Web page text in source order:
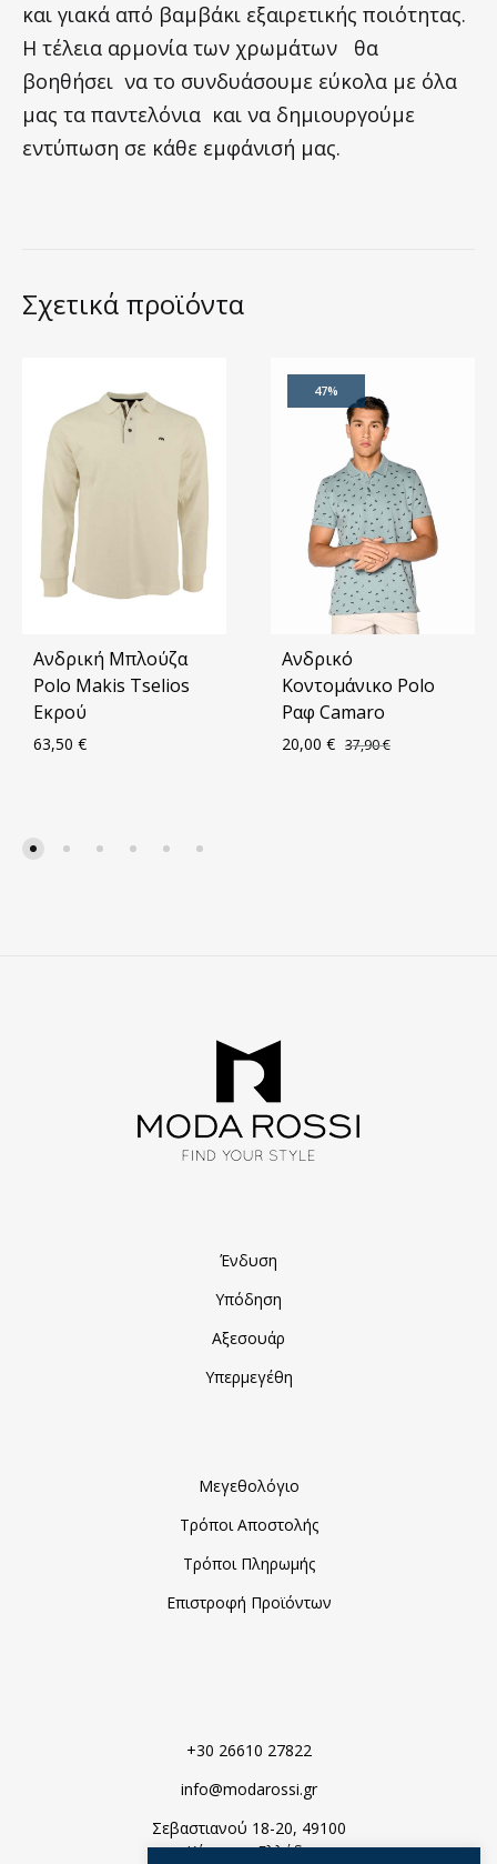
και γιακά από βαμβάκι εξαιρετικής ποιότητας.
Η τέλεια αρμονία των χρωμάτων θα
βοηθήσει να το συνδυάσουμε εύκολα με όλα
μας τα παντελόνια και να δημιουργούμε
εντύπωση σε κάθε εμφάνισή μας.
Σχετικά προϊόντα
Ανδρική Μπλούζα
Polo Makis Tselios
Εκρού
63,50 €
47%
Ανδρικό
Κοντομάνικο Polo
Ραφ Camaro
20,00 € 37,90€
Ένδυση
Υπόδηση
Αξεσουάρ
Υπερμεγέθη
Μεγεθολόγιο
Τρόποι Αποστολής
Τρόποι Πληρωμής
Επιστροφή Προϊόντων
+30 26610 27822
info@modarossi.gr
Σεβαστιανού 18-20, 49100
Κέρκυρα, Ελλάδα